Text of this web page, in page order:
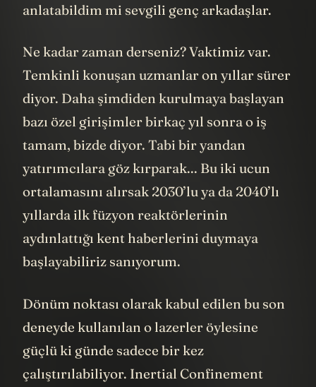
anlatabildim mi sevgili genç arkadaşlar.
Ne kadar zaman derseniz? Vaktimiz var.
Temkinli konuşan uzmanlar on yıllar sürer
diyor. Daha şimdiden kurulmaya başlayan
bazı özel girişimler birkaç yıl sonra o iş
tamam, bizde diyor. Tabi bir yandan
yatırımcılara göz kırparak... Bu iki ucun
ortalamasını alırsak 2030’lu ya da 2040’lı
yıllarda ilk füzyon reaktörlerinin
aydınlattığı kent haberlerini duymaya
başlayabiliriz sanıyorum.
Dönüm noktası olarak kabul edilen bu son
deneyde kullanılan o lazerler öylesine
güçlü ki günde sadece bir kez
çalıştırılabiliyor. Inertial Confinement